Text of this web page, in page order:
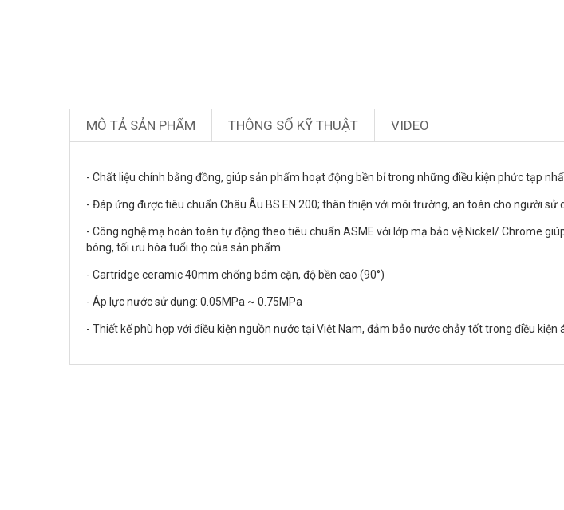
MÔ TẢ SẢN PHẨM THÔNG SỐ KỸ THUẬT VIDEO
- Chất liệu chính bằng đồng, giúp sản phẩm hoạt động bền bỉ trong những điều kiện phức tạp
- Đáp ứng được tiêu chuẩn Châu Âu BS EN 200; thân thiện với môi trường, an toàn cho người sử
- Công nghệ mạ hoàn toàn tự động theo tiêu chuẩn ASME với lớp mạ bảo vệ Nickel/ Chrome
bóng, tối ưu hóa tuổi thọ của sản phẩm
- Cartridge ceramic 40mm chống bám cặn, độ bền cao (90°)
- Áp lực nước sử dụng: 0.05MPa ~ 0.75MPa
- Thiết kế phù hợp với điều kiện nguồn nước tại Việt Nam, đảm bảo nước chảy tốt trong điều kiện